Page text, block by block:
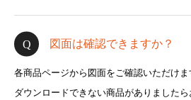
図面は確認できますか？
各商品ページから図面をご確認いただけま
ダウンロードできない商品がありましたら